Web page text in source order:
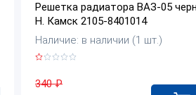
Решетка радиатора ВАЗ-05
Н. Камск 2105-8401014
Наличие: в наличии (1 шт.)
340₽